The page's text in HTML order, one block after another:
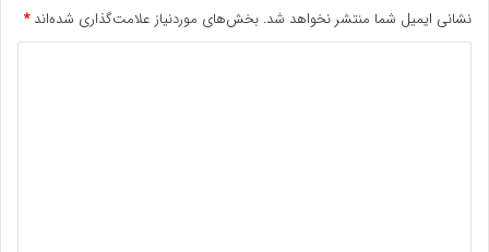
نشانی ایمیل شما منتشر نخواهد شد. بخش‌های موردنیاز علامت‌گذاری شده‌اند*